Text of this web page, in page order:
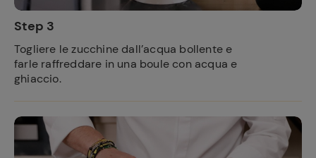
Step 3
Togliere le zucchine dall’acqua bollente e
farle raffreddare in una boule con acqua e
ghiaccio.